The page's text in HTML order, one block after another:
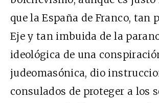
que la España de Franco, tan
Eje y tan imbuida de la
ideológica de una
judeomasónica, dio
consulados de proteger a los